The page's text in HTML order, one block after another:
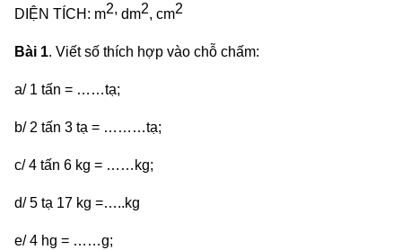
DIỆN TÍCH: m2, dm2, cm2
Bài 1. Viết số thích hợp vào chỗ chấm:
a/ 1 tấn = ……tạ;
b/ 2 tấn 3 tạ = ………tạ;
c/ 4 tấn 6 kg = ……kg;
d/ 5 tạ 17 kg =…..kg
e/ 4 hg = ……g;